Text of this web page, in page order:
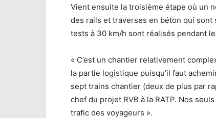
Vient ensuite la troisième étape où un
des rails et traverses en béton qui
tests à 30 km/h sont réalisés pendant
« C’est un chantier relativement
la partie logistique puisqu’il faut
sept trains chantier (deux de plus par
chef du projet RVB à la RATP. Nos
trafic des voyageurs ».